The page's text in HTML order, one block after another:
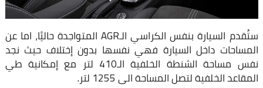
ستُقدم السيارة بنفس الكراسي الـAGR المتواجدة حاليًا، اما عن
المساحات داخل السيارة فهي نفسها بدون إختلاف حيث نجد
نفس مساحة الشنطة الخلفية الـ410 لتر مع إمكانية طي
المقاعد الخلفية لتصل المساحة الى 1255 لتر.